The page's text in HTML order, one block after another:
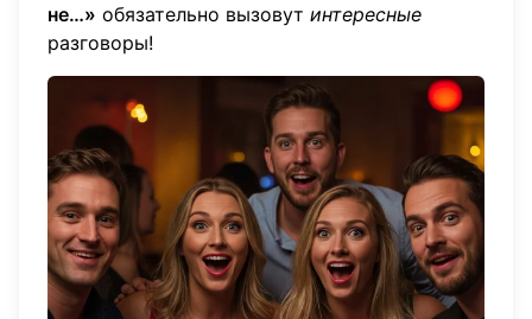
не…» обязательно вызовут интересные
разговоры!